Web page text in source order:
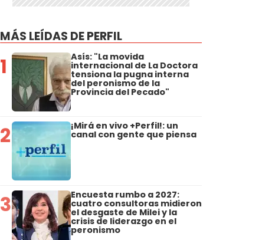
MÁS LEÍDAS DE PERFIL
1 Asís: "La movida
internacional de La Doctora
tensiona la pugna interna
del peronismo de la
Provincia del Pecado"
2 ¡Mirá en vivo +Perfil!: un
canal con gente que piensa
3 Encuesta rumbo a 2027:
cuatro consultoras midieron
el desgaste de Milei y la
crisis de liderazgo en el
peronismo